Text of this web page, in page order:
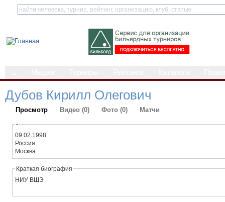
Дубов Кирилл Олегович
Просмотр Видео (0) Фото (0) Матчи
-
09.02.1998
Россия
Москва
Краткая биография
НИУ ВШЭ